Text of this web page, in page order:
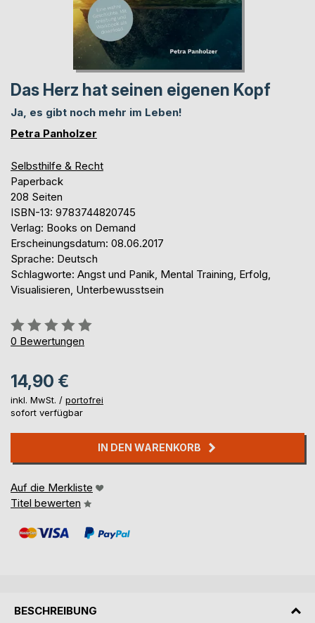
Das Herz hat seinen eigenen Kopf
Ja, es gibt noch mehr im Leben!
Petra Panholzer
Selbsthilfe & Recht
Paperback
208 Seiten
ISBN-13: 9783744820745
Verlag: Books on Demand
Erscheinungsdatum: 08.06.2017
Sprache: Deutsch
Schlagworte: Angst und Panik, Mental Training, Erfolg,
Visualisieren, Unterbewusstsein
Bewertung::
0%
0 Bewertungen
14,90 €
inkl. MwSt. / portofrei
sofort verfügbar
IN DEN WARENKORB
Auf die Merkliste
Titel bewerten
BESCHREIBUNG